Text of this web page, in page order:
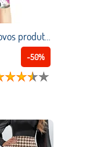
Saias de cintura alta novos produtos quentes das mulheres sexy lotus chinês pintura 3d impressão saias cintura alta pacote saia hip navio da gota
-50%